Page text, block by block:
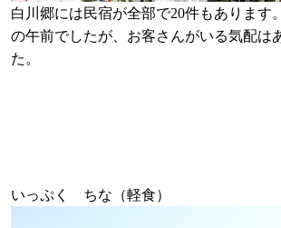
白川郷には民宿が全部で20件もあります
の午前でしたが、お客さんがいる気配は
た。
いっぷく ちな（軽食）